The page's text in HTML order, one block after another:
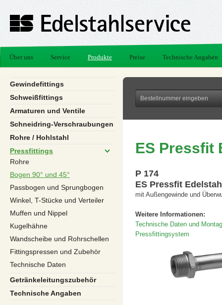
Über uns Service Produkte Preise Technische Angaben
Gewindefittings
Schweißfittings
Armaturen und Ventile
Schneidring-Verschraubungen
Rohre / Hohlstahl
Pressfittings
Rohre
Bogen 90° und 45°
Passbogen und Sprungbogen
Winkel, T-Stücke und Verteiler
Muffen und Nippel
Kugelhähne
Wandscheibe und Rohrschellen
Fittingspressen und Zubehör
Technische Daten
Getränkeleitungszubehör
Technische Angaben
ES Pressfit
P 174
ES Pressfit
mit Außengewinde und
Weitere Informationen:
Technische Daten und
Pressfittingsystem